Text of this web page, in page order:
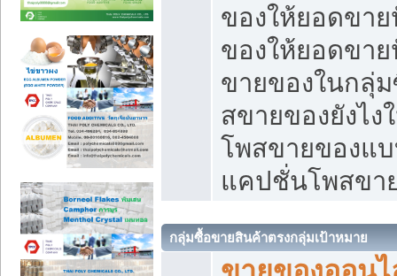
ของให้ยอดขา
ของให้ยอดขา
ขายของในกลุ่
สขายของยังไ
โพสขายของแ
แคปชั่นโพสขา
กลุ่มซื้อขายสินค้าตรงกลุ่มเป้าหมาย